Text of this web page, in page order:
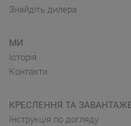
Знайдіть дилера
МИ
Історія
Контакти
КРЕСЛЕННЯ ТА
Інструкція по догляду